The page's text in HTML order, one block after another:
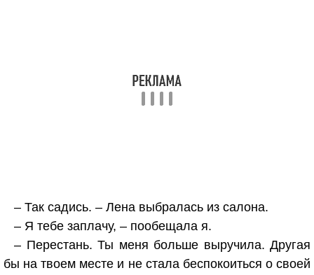
– Так садись. – Лена выбралась из салона.
– Я тебе заплачу, – пообещала я.
– Перестань. Ты меня больше выручила. Другая
бы на твоем месте и не стала беспокоиться о своей